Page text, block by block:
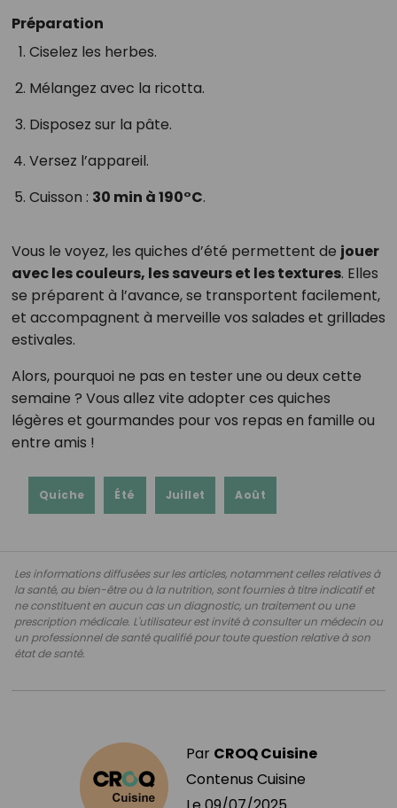
Préparation
Ciselez les herbes.
Mélangez avec la ricotta.
Disposez sur la pâte.
Versez l’appareil.
Cuisson : 30 min à 190°C.
Vous le voyez, les quiches d’été permettent de jouer
avec les couleurs, les saveurs et les textures. Elles
se préparent à l’avance, se transportent facilement,
et accompagnent à merveille vos salades et grillades
estivales.
Alors, pourquoi ne pas en tester une ou deux cette
semaine ? Vous allez vite adopter ces quiches
légères et gourmandes pour vos repas en famille ou
entre amis !
Quiche Été Juillet Août
Les informations diffusées sur les articles, notamment celles relatives à
la santé, au bien-être ou à la nutrition, sont fournies à titre indicatif et
ne constituent en aucun cas un diagnostic, un traitement ou une
prescription médicale. L'utilisateur est invité à consulter un médecin ou
un professionnel de santé qualifié pour toute question relative à son
état de santé.
Par CROQ Cuisine
Contenus Cuisine